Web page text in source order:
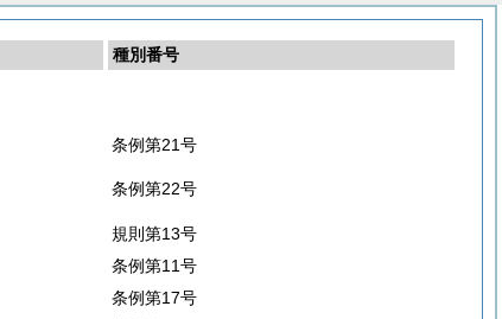
種別番号
条例第21号
条例第22号
規則第13号
条例第11号
条例第17号